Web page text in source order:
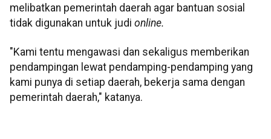
melibatkan pemerintah daerah agar bantuan sosial
tidak digunakan untuk judi online.
"Kami tentu mengawasi dan sekaligus memberikan
pendampingan lewat pendamping-pendamping yang
kami punya di setiap daerah, bekerja sama dengan
pemerintah daerah," katanya.